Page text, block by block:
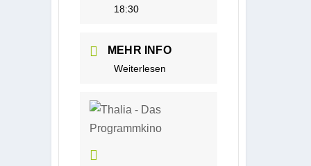
18:30
MEHR INFO
Weiterlesen